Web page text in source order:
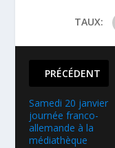
TAUX:
PRÉCÉDENT
Samedi 20 janvier
journée franco-
allemande à la
médiathèque